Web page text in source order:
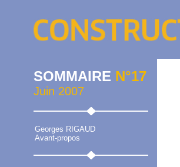
SOMMAIRE N°17
Juin 2007
Georges RIGAUD
Avant-propos